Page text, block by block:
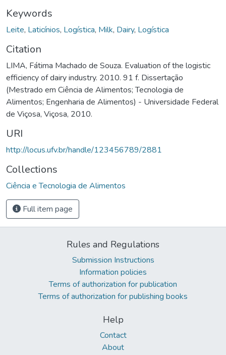
Keywords
Leite, Laticínios, Logística, Milk, Dairy, Logística
Citation
LIMA, Fátima Machado de Souza. Evaluation of the logistic
efficiency of dairy industry. 2010. 91 f. Dissertação
(Mestrado em Ciência de Alimentos; Tecnologia de
Alimentos; Engenharia de Alimentos) - Universidade Federal
de Viçosa, Viçosa, 2010.
URI
http://locus.ufv.br/handle/123456789/2881
Collections
Ciência e Tecnologia de Alimentos
Full item page
Rules and Regulations
Submission Instructions
Information policies
Terms of authorization for publication
Terms of authorization for publishing books
Help
Contact
About